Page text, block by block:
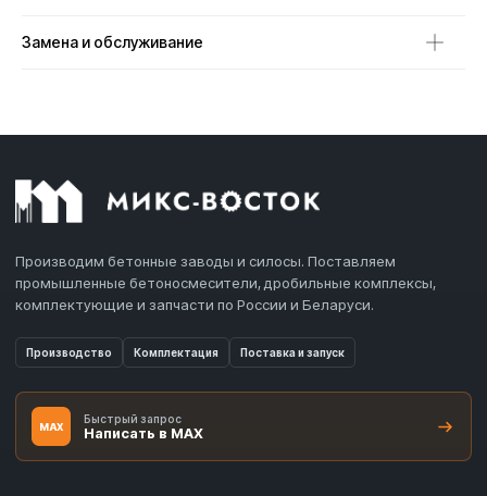
Замена и обслуживание
Производим бетонные заводы и силосы. Поставляем
промышленные бетоносмесители, дробильные комплексы,
комплектующие и запчасти по России и Беларуси.
Производство Комплектация Поставка и запуск
MAX
Быстрый запрос
Написать в MAX